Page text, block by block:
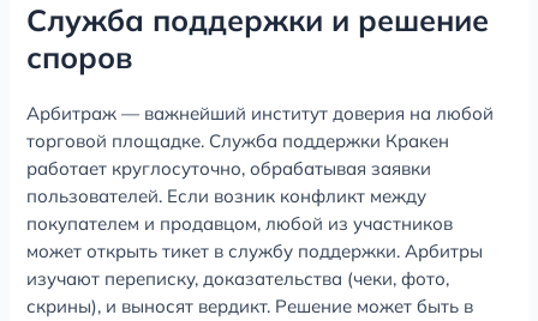
Служба поддержки и решение
споров
Арбитраж — важнейший институт доверия на любой
торговой площадке. Служба поддержки Кракен
работает круглосуточно, обрабатывая заявки
пользователей. Если возник конфликт между
покупателем и продавцом, любой из участников
может открыть тикет в службу поддержки. Арбитры
изучают переписку, доказательства (чеки, фото,
скрины), и выносят вердикт. Решение может быть в